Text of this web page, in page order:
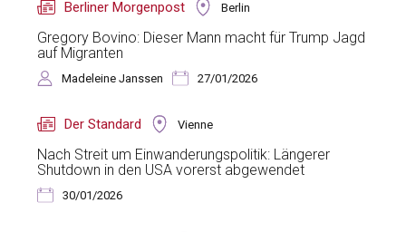
Berliner Morgenpost Berlin
Gregory Bovino: Dieser Mann macht für Trump Jagd
auf Migranten
Madeleine Janssen 27/01/2026
Der Standard Vienne
Nach Streit um Einwanderungspolitik: Längerer
Shutdown in den USA vorerst abgewendet
30/01/2026